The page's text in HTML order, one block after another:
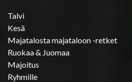
Talvi
Kesä
Majatalosta majataloon -retket
Ruokaa & Juomaa
Majoitus
Ryhmille